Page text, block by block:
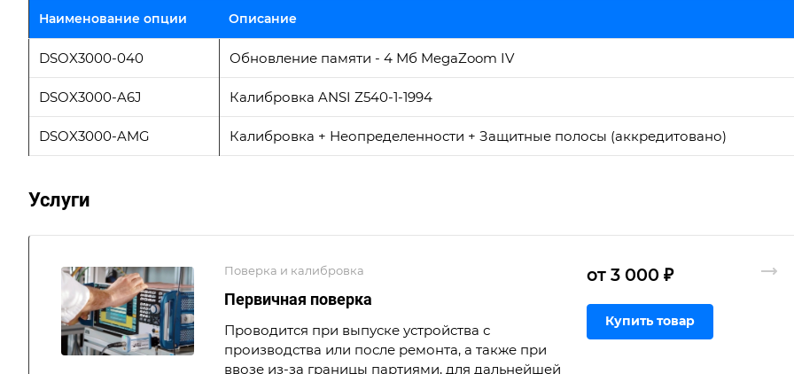
Наименование опции Описание
DSOX3000-040 Обновление памяти - 4 Мб MegaZoom IV
DSOX3000-A6J Калибровка ANSI Z540-1-1994
DSOX3000-AMG Калибровка + Неопределенности + Защитные полосы (аккредитовано)
Услуги
Поверка и калибровка
Первичная поверка
Проводится при выпуске устройства с
производства или после ремонта, а также при
ввозе из-за границы партиями, для дальнейшей
от 3 000 ₽
Купить товар